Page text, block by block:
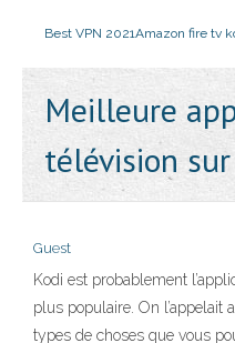
Best VPN 2021Amazon fire tv
Meilleure
télévision
Guest
Kodi est probablement
plus populaire. On l’appelait
types de choses que vous